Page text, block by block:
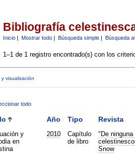
Bibliografía
Inicio| Mostrar todo| Búsqueda simple| Búsqueda
1–1 de 1 registro encontrado(s) con los
visualización
todo
Año Tipo Revista
y
en
2010
Capítulo
de libro
"De
Snow